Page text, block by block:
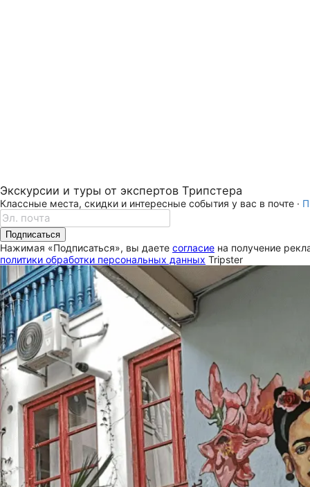
Экскурсии и туры от экспертов Трипстера
Классные места, скидки и интересные события у вас в почте ·
Подписаться
Нажимая «Подписаться», вы даете согласие на получение
политики обработки персональных данных Tripster